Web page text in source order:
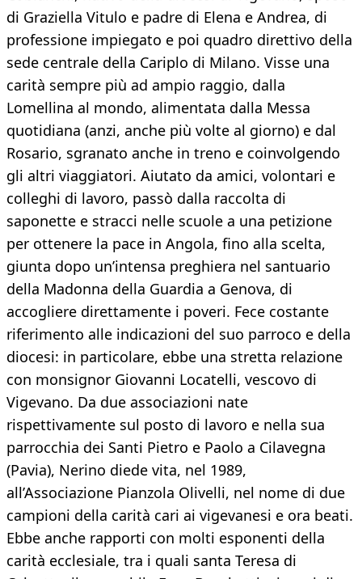
di Graziella Vitulo e padre di Elena e Andrea, di
professione impiegato e poi quadro direttivo della
sede centrale della Cariplo di Milano. Visse una
carità sempre più ad ampio raggio, dalla
Lomellina al mondo, alimentata dalla Messa
quotidiana (anzi, anche più volte al giorno) e dal
Rosario, sgranato anche in treno e coinvolgendo
gli altri viaggiatori. Aiutato da amici, volontari e
colleghi di lavoro, passò dalla raccolta di
saponette e stracci nelle scuole a una petizione
per ottenere la pace in Angola, fino alla scelta,
giunta dopo un’intensa preghiera nel santuario
della Madonna della Guardia a Genova, di
accogliere direttamente i poveri. Fece costante
riferimento alle indicazioni del suo parroco e della
diocesi: in particolare, ebbe una stretta relazione
con monsignor Giovanni Locatelli, vescovo di
Vigevano. Da due associazioni nate
rispettivamente sul posto di lavoro e nella sua
parrocchia dei Santi Pietro e Paolo a Cilavegna
(Pavia), Nerino diede vita, nel 1989,
all’Associazione Pianzola Olivelli, nel nome di due
campioni della carità cari ai vigevanesi e ora beati.
Ebbe anche rapporti con molti esponenti della
carità ecclesiale, tra i quali santa Teresa di